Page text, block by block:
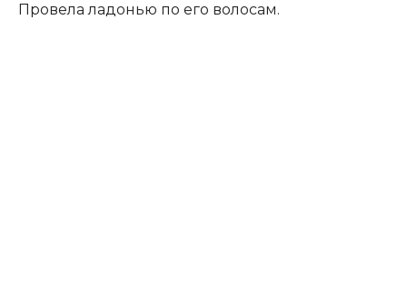
Провела ладонью по его волосам.